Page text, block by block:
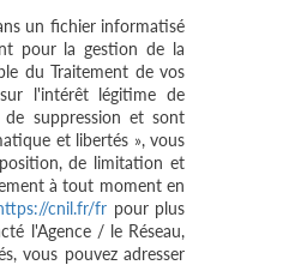
un fichier informatisé
pour la gestion de la
du Traitement de vos
l'intérêt légitime de
de suppression et sont
et libertés », vous
de limitation et
à tout moment en
cnil.fr/fr pour plus
l'Agence / le Réseau,
vous pouvez adresser